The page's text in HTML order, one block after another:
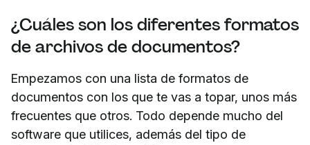
¿Cuáles son los diferentes formatos
de archivos de documentos?
Empezamos con una lista de formatos de
documentos con los que te vas a topar, unos más
frecuentes que otros. Todo depende mucho del
software que utilices, además del tipo de